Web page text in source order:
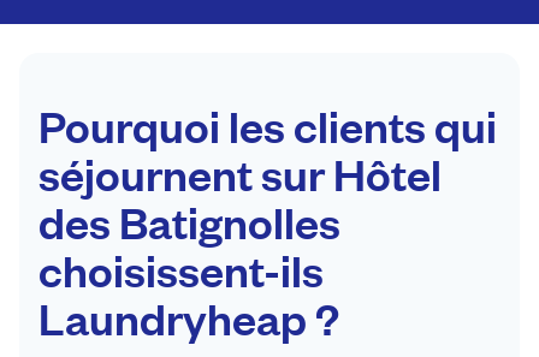
costumes, les robes, les manteaux et les tissus
VÉRIFIER LES PRIX
Pourquoi les clients qui
séjournent sur Hôtel
des Batignolles
choisissent-ils
Laundryheap ?